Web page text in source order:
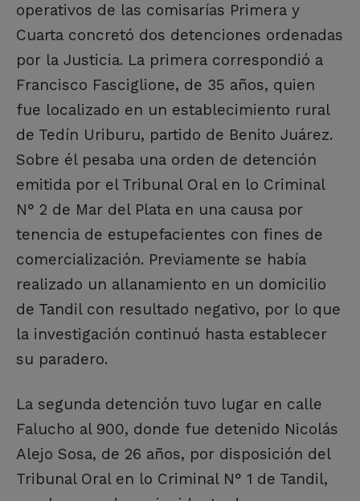
operativos de las comisarías Primera y
Cuarta concretó dos detenciones ordenadas
por la Justicia. La primera correspondió a
Francisco Fasciglione, de 35 años, quien
fue localizado en un establecimiento rural
de Tedín Uriburu, partido de Benito Juárez.
Sobre él pesaba una orden de detención
emitida por el Tribunal Oral en lo Criminal
N° 2 de Mar del Plata en una causa por
tenencia de estupefacientes con fines de
comercialización. Previamente se había
realizado un allanamiento en un domicilio
de Tandil con resultado negativo, por lo que
la investigación continuó hasta establecer
su paradero.
La segunda detención tuvo lugar en calle
Falucho al 900, donde fue detenido Nicolás
Alejo Sosa, de 26 años, por disposición del
Tribunal Oral en lo Criminal N° 1 de Tandil,